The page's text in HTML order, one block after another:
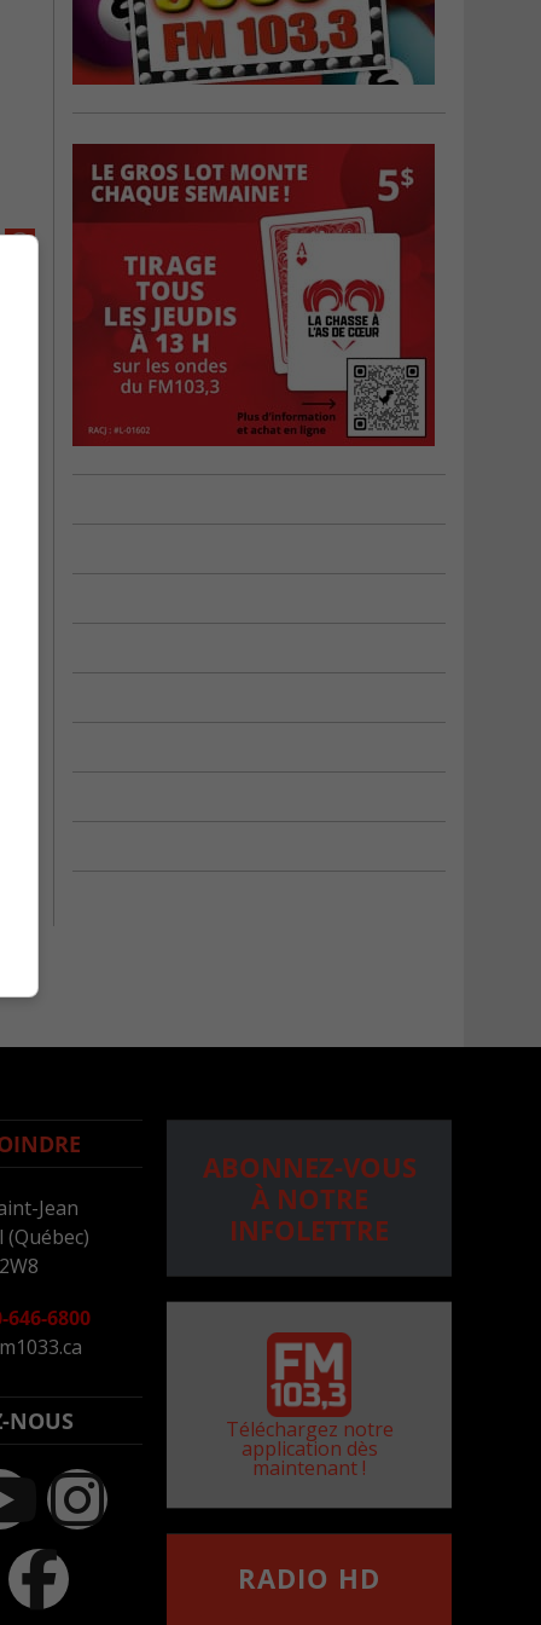
Jean
646-6800
NOUS
ABONNEZ-VOUS
À NOTRE
INFOLETTRE
Téléchargez notre
application dès
maintenant !
RADIO HD